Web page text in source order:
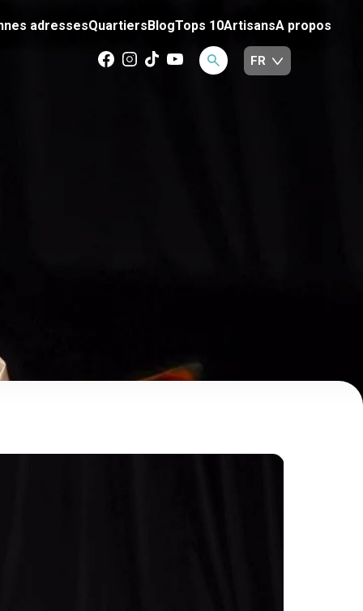
adressesQuartiersBlogTops 10ArtisansA propos